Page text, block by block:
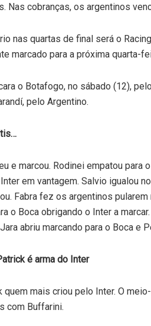
Nas cobranças, os argentinos
nas quartas de final será o
marcado para a próxima quarta-
o Botafogo, no sábado (12),
pelo Argentino.
e marcou. Rodinei empatou para
em vantagem. Salvio igualou
Fabra fez os argentinos
o Boca obrigando o Inter a
abriu marcando para o Boca e
é arma do Inter
quem mais criou pelo Inter. O
com Buffarini.